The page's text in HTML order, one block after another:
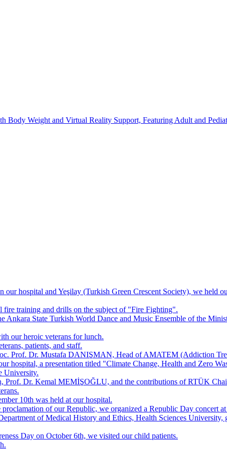
Body Weight and Virtual Reality Support, Featuring Adult and
our hospital and Yeşilay (Turkish Green Crescent Society), we held
fire training and drills on the subject of "Fire Fighting".
State Turkish World Dance and Music Ensemble of the
our heroic veterans for lunch.
patients, and staff.
Prof. Dr. Mustafa DANIŞMAN, Head of AMATEM (Addiction
hospital, a presentation titled "Climate Change, Health and Zero
University.
Prof. Dr. Kemal MEMİŞOĞLU, and the contributions of RTÜK
10th was held at our hospital.
of our Republic, we organized a Republic Day concert
of Medical History and Ethics, Health Sciences
Day on October 6th, we visited our child patients.